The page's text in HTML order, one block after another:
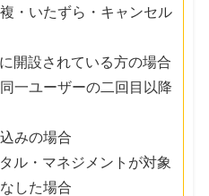
・いたずら・キャンセル
開設されている方の場合
一ユーザーの二回目以降
みの場合
ル・マネジメントが対象
した場合